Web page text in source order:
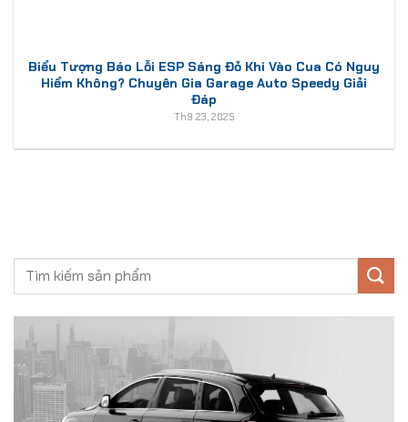
Biểu Tượng Báo Lỗi ESP Sáng Đỏ Khi Vào Cua Có Nguy
Hiểm Không? Chuyên Gia Garage Auto Speedy Giải
Đáp
Th9 23, 2025